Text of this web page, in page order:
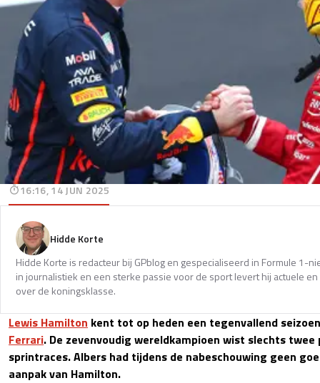
16:16, 14 JUN 2025
Hidde Korte
Hidde Korte is redacteur bij GPblog en gespecialiseerd in Formule 1-
in journalistiek en een sterke passie voor de sport levert hij actuele
over de koningsklasse.
Lewis Hamilton kent tot op heden een tegenvallend
Ferrari. De zevenvoudig wereldkampioen wist slechts
sprintraces. Albers had tijdens de nabeschouwing geen
aanpak van Hamilton.